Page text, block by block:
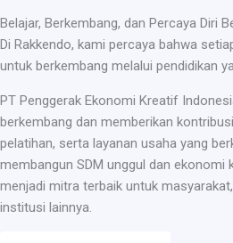
Belajar, Berkembang, dan Percaya Diri
Di Rakkendo, kami percaya bahwa
untuk berkembang melalui pendidikan
PT Penggerak Ekonomi Kreatif
berkembang dan memberikan
pelatihan, serta layanan usaha yang
membangun SDM unggul dan ekonomi
menjadi mitra terbaik untuk
institusi lainnya.